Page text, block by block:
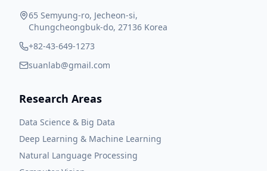
65 Semyung-ro, Jecheon-si,
Chungcheongbuk-do, 27136 Korea
+82-43-649-1273
suanlab@gmail.com
Research Areas
Data Science & Big Data
Deep Learning & Machine Learning
Natural Language Processing